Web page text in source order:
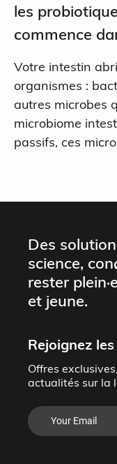
les
commence
Votre intestin
organismes :
autres microbes
microbiome
passifs, ces
Des
science,
rester
et jeune.
Rejoignez
Offres
actualités sur la